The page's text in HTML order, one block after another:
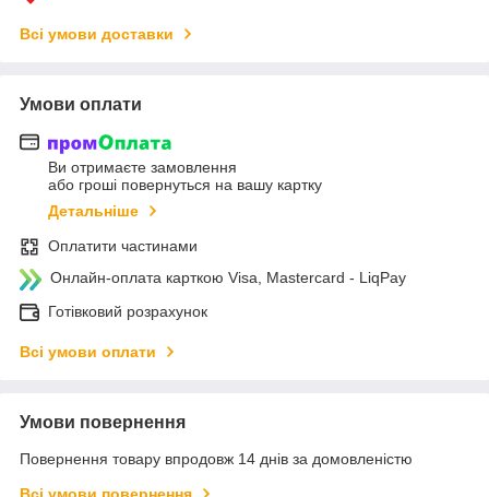
Всі умови доставки
Умови оплати
Ви отримаєте замовлення
або гроші повернуться на вашу картку
Детальніше
Оплатити частинами
Онлайн-оплата карткою Visa, Mastercard - LiqPay
Готівковий розрахунок
Всі умови оплати
Умови повернення
Повернення товару впродовж 14 днів за домовленістю